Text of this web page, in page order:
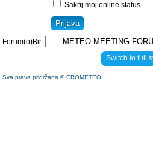
Sakrij moj online status
Forum(o)Bir:
Switch to full
Sva prava pridržana © CROMETEO